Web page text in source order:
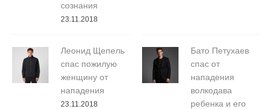
сознания
23.11.2018
Леонид Щепель
спас пожилую
женщину от
нападения
23.11.2018
Бато Петухаев
спас от
нападения
волкодава
ребенка и его